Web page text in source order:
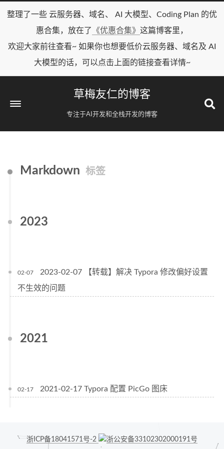
整理了一些 云服务器、域名、 AI 大模型、Coding Plan 的优
惠合集，放在了
《优惠合集》 这篇博客里，
欢迎大家前往查看~ 如果你也想要低价云服务器、域名及 AI
大模型的话，可以点击上面的链接查看详情~
草梅友仁的博客
专注于AI开发和全栈开发的博客
Markdown 标签
2023
02-07
2023-02-07 【转载】解决 Typora 修改偏好设置
不生效的问题
2021
02-17 2021-02-17 Typora 配置 PicGo 图床
浙ICP备18041571号-2 浙公安备33102302000191号